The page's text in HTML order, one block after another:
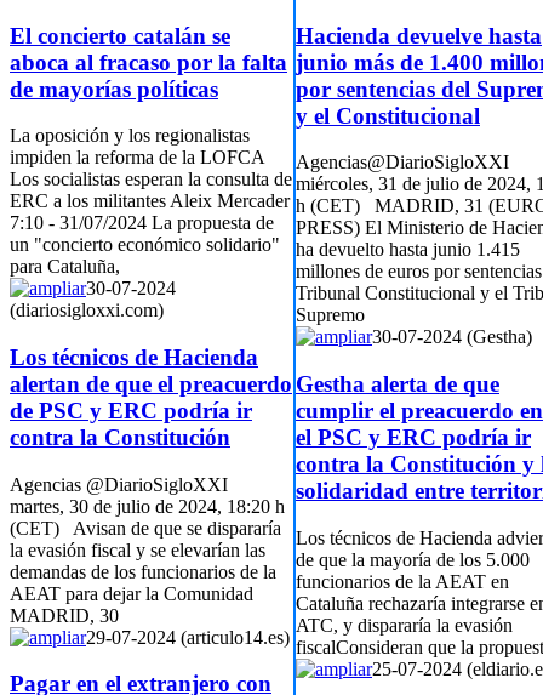
El concierto catalán se
aboca al fracaso por la falta
de mayorías políticas
La oposición y los regionalistas
impiden la reforma de la LOFCA
Los socialistas esperan la consulta de
ERC a los militantes Aleix Mercader
7:10 - 31/07/2024 La propuesta de
un "concierto económico solidario"
para Cataluña,
30-07-2024
(diariosigloxxi.com)
Los técnicos de Hacienda
alertan de que el preacuerdo
de PSC y ERC podría ir
contra la Constitución
Agencias @DiarioSigloXXI
martes, 30 de julio de 2024, 18:20 h
(CET) Avisan de que se dispararía
la evasión fiscal y se elevarían las
demandas de los funcionarios de la
AEAT para dejar la Comunidad
MADRID, 30
29-07-2024 (articulo14.es)
Pagar en el extranjero con
Hacienda devuelve hasta
junio más de 1.400
por sentencias del
y el Constitucional
Agencias@DiarioSigloXXI
miércoles, 31 de julio de 2024,
h (CET) MADRID, 31
PRESS) El Ministerio de
ha devuelto hasta junio 1.415
millones de euros por
Tribunal Constitucional y el
Supremo
30-07-2024 (Gestha)
Gestha alerta de que
cumplir el preacuerdo
el PSC y ERC podría ir
contra la Constitución y
solidaridad entre
Los técnicos de Hacienda
de que la mayoría de los 5.000
funcionarios de la AEAT en
Cataluña rechazaría integrarse
ATC, y dispararía la evasión
fiscalConsideran que la
25-07-2024